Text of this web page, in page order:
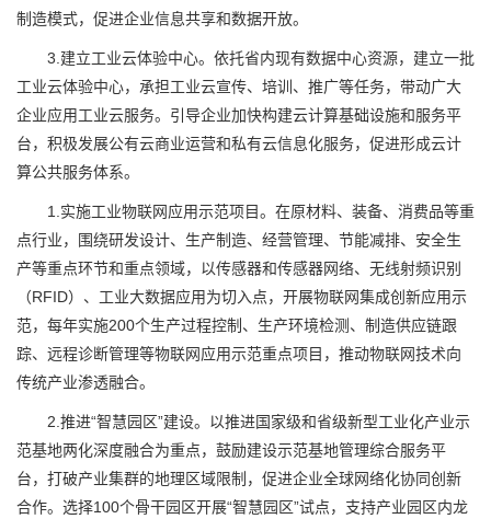
制造模式，促进企业信息共享和数据开放。
3.建立工业云体验中心。依托省内现有数据中心资源，建立一批
工业云体验中心，承担工业云宣传、培训、推广等任务，带动广大
企业应用工业云服务。引导企业加快构建云计算基础设施和服务平
台，积极发展公有云商业运营和私有云信息化服务，促进形成云计
算公共服务体系。
1.实施工业物联网应用示范项目。在原材料、装备、消费品等重
点行业，围绕研发设计、生产制造、经营管理、节能减排、安全生
产等重点环节和重点领域，以传感器和传感器网络、无线射频识别
（RFID）、工业大数据应用为切入点，开展物联网集成创新应用示
范，每年实施200个生产过程控制、生产环境检测、制造供应链跟
踪、远程诊断管理等物联网应用示范重点项目，推动物联网技术向
传统产业渗透融合。
2.推进“智慧园区”建设。以推进国家级和省级新型工业化产业示
范基地两化深度融合为重点，鼓励建设示范基地管理综合服务平
台，打破产业集群的地理区域限制，促进企业全球网络化协同创新
合作。选择100个骨干园区开展“智慧园区”试点，支持产业园区内龙